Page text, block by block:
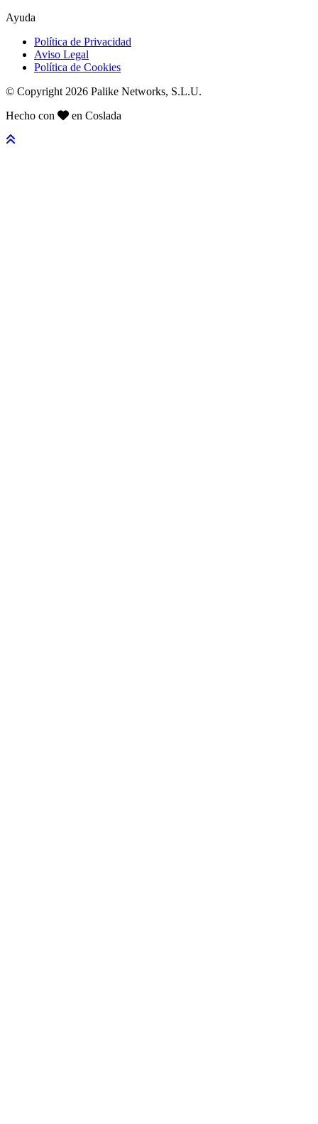
Ayuda
Política de Privacidad
Aviso Legal
Política de Cookies
© Copyright 2026 Palike Networks, S.L.U.
Hecho con
en Coslada